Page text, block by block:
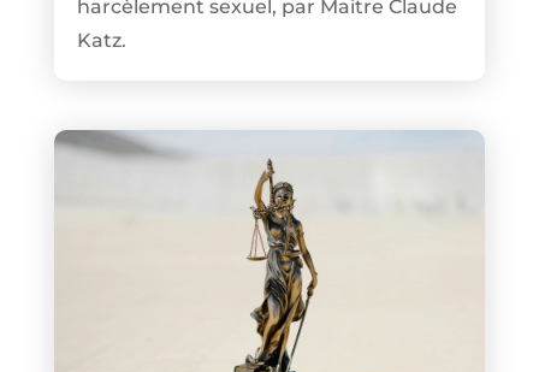
harcèlement sexuel, par Maitre Claude
Katz.